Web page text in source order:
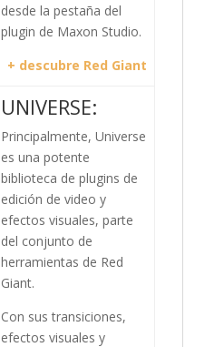
desde la pestaña del
plugin de Maxon Studio.
+ descubre Red Giant
UNIVERSE:
Principalmente, Universe
es una potente
biblioteca de plugins de
edición de video y
efectos visuales, parte
del conjunto de
herramientas de Red
Giant.
Con sus transiciones,
efectos visuales y